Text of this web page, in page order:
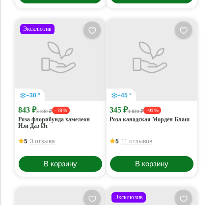
Эксклюзив
–30 °
843 ₽3 830 ₽ - 78 %
Роза флорибунда хамелеон
Изи Даз Ит
5 3 отзыва
В корзину
–45 °
345 ₽3 830 ₽ - 91 %
Роза канадская Морден Блаш
5 11 отзывов
В корзину
Эксклюзив